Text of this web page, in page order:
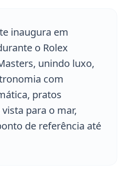
inaugura em
o Rolex
unindo luxo,
com
pratos
para o mar,
de referência até